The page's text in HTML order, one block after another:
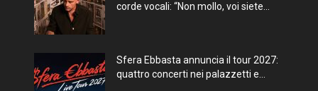
corde vocali: “Non mollo, voi siete...
Sfera Ebbasta annuncia il tour 2027:
quattro concerti nei palazzetti e...